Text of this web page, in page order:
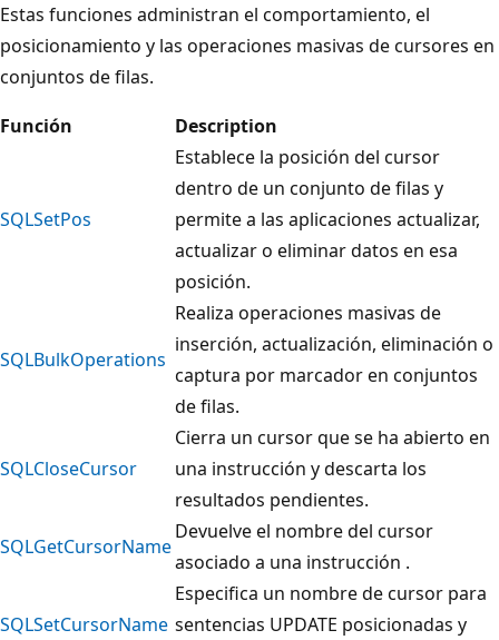
Estas funciones administran el comportamiento, el
posicionamiento y las operaciones masivas de cursores en
conjuntos de filas.
Función
Description
SQLSetPos
Establece la posición del cursor
dentro de un conjunto de filas y
permite a las aplicaciones actualizar,
actualizar o eliminar datos en esa
posición.
SQLBulkOperations
Realiza operaciones masivas de
inserción, actualización, eliminación o
captura por marcador en conjuntos
de filas.
SQLCloseCursor
Cierra un cursor que se ha abierto en
una instrucción y descarta los
resultados pendientes.
SQLGetCursorName
Devuelve el nombre del cursor
asociado a una instrucción .
SQLSetCursorName
Especifica un nombre de cursor para
sentencias UPDATE posicionadas y